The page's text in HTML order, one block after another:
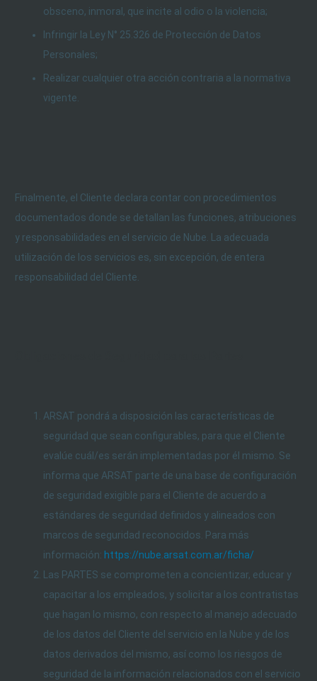
obsceno, inmoral, que incite al odio o la violencia;
Infringir la Ley N° 25.326 de Protección de Datos
Personales;
Realizar cualquier otra acción contraria a la normativa
vigente.
Finalmente, el Cliente declara contar con procedimientos
documentados donde se detallan las funciones, atribuciones
y responsabilidades en el servicio de Nube. La adecuada
utilización de los servicios es, sin excepción, de entera
responsabilidad del Cliente.
ARSAT pondrá a disposición las características de
seguridad que sean configurables, para que el Cliente
evalúe cuál/es serán implementadas por él mismo. Se
informa que ARSAT parte de una base de configuración
de seguridad exigible para el Cliente de acuerdo a
estándares de seguridad definidos y alineados con
marcos de seguridad reconocidos. Para más
información: https://nube.arsat.com.ar/ficha/
Las PARTES se comprometen a concientizar, educar y
capacitar a los empleados, y solicitar a los contratistas
que hagan lo mismo, con respecto al manejo adecuado
de los datos del Cliente del servicio en la Nube y de los
datos derivados del mismo, así como los riesgos de
seguridad de la información relacionados con el servicio